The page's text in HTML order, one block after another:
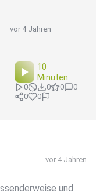
vor 4 Jahren
10
Minuten
0 0 0
0
0
0
vor 4 Jahren
und